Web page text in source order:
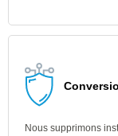
Nous supprimons